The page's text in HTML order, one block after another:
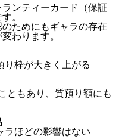
ンティーカード（保証
。
ためにもギャラの存在
わります。
枠が大きく上がる
ともあり、質預り額にも
ほどの影響はない